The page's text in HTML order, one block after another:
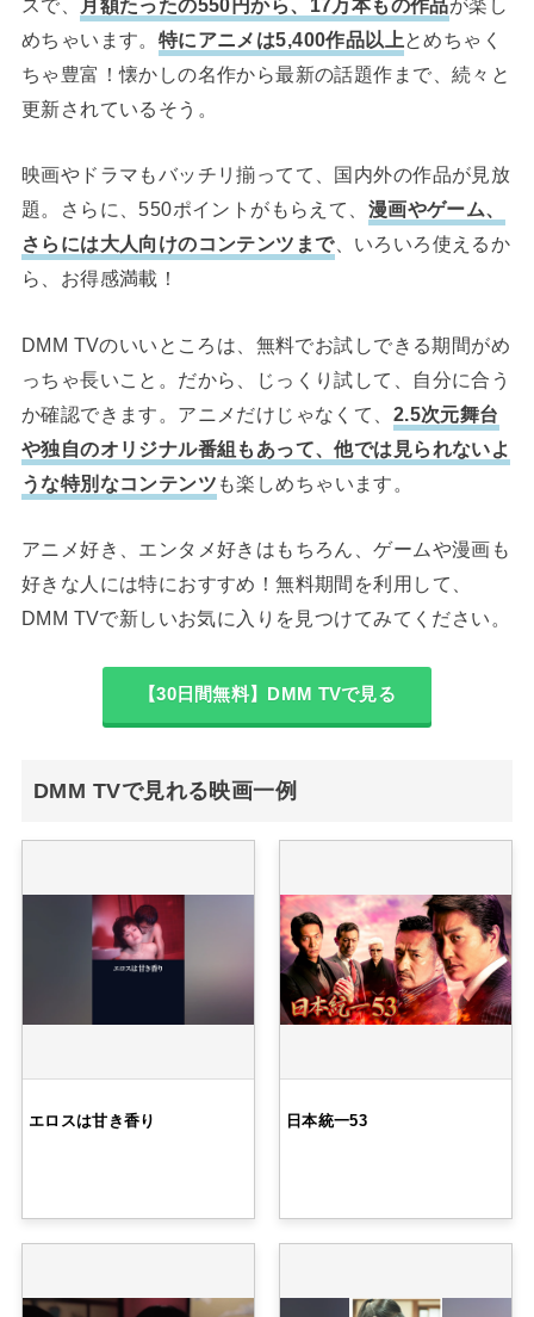
スで、
月額たったの550円から、17万本もの作品が楽し
めちゃいます。 特にアニメは5,400作品以上とめちゃく
ちゃ豊富！懐かしの名作から最新の話題作まで、続々と
更新されているそう。
映画やドラマもバッチリ揃ってて、国内外の作品が見放
題。さらに、550ポイントがもらえて、 漫画やゲーム、
さらには大人向けのコンテンツまで、いろいろ使えるか
ら、お得感満載！
DMM TVのいいところは、無料でお試しできる期間がめ
っちゃ長いこと。だから、じっくり試して、自分に合う
か確認できます。アニメだけじゃなくて、 2.5次元舞台
や独自のオリジナル番組もあって、他では見られないよ
うな特別なコンテンツ も楽しめちゃいます。
アニメ好き、エンタメ好きはもちろん、ゲームや漫画も
好きな人には特におすすめ！無料期間を利用して、
DMM TVで新しいお気に入りを見つけてみてください。
【30日間無料】DMM TVで見る
DMM TVで見れる映画一例
エロスは甘き香り 日本統一53